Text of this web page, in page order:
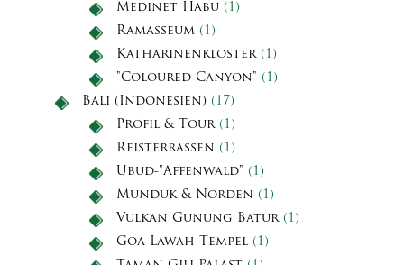
Medinet Habu (1)
Ramasseum (1)
Katharinenkloster(1)
"Coloured Canyon" (1)
Bali (Indonesien) (17)
Profil & Tour(1)
Reisterrassen (1)
Ubud-"Affenwald" (1)
Munduk & Norden (1)
Vulkan Gunung Batur(1)
Goa Lawah Tempel (1)